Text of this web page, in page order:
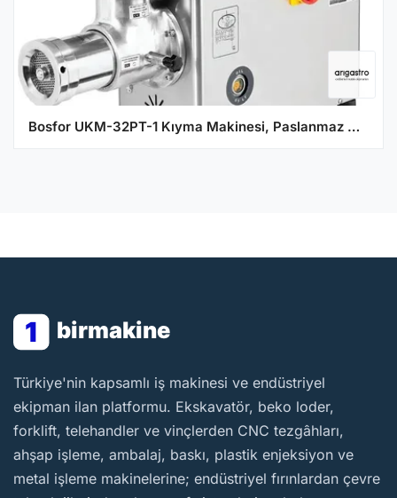
Bosfor UKM-32PT-1 Kıyma Makinesi, Paslanmaz Gövde ve Paslanmaz Döküm Kafalı, No:32, Trifaze
1 birmakine
BirMakine
Türkiye'nin kapsamlı iş makinesi ve endüstriyel
ekipman ilan platformu. Ekskavatör, beko loder,
forklift, telehandler ve vinçlerden CNC tezgâhları,
ahşap işleme, ambalaj, baskı, plastik enjeksiyon ve
metal işleme makinelerine; endüstriyel fırınlardan çevre